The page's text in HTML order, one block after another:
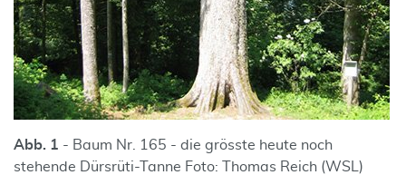
Abb. 1 - Baum Nr. 165 - die grösste heute noch
stehende Dürsrüti-Tanne Foto: Thomas Reich (WSL)